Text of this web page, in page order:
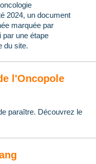
2024, un document
marquée par
par une étape
du site.
l'Oncopole
paraître. Découvrez le